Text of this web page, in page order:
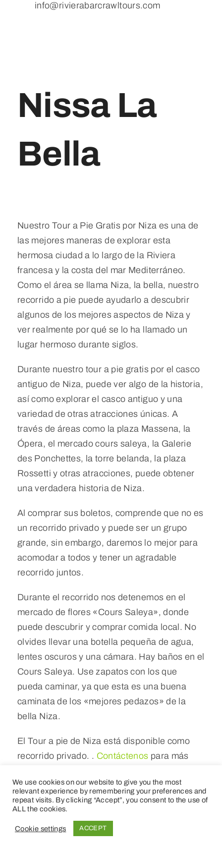
info@rivierabarcrawltours.com
Nissa La
Bella
Nuestro Tour a Pie Gratis por Niza es una de
las mejores maneras de explorar esta
hermosa ciudad a lo largo de la Riviera
francesa y la costa del mar Mediterráneo.
Como el área se llama Niza, la bella, nuestro
recorrido a pie puede ayudarlo a descubrir
algunos de los mejores aspectos de Niza y
ver realmente por qué se lo ha llamado un
lugar hermoso durante siglos.
Durante nuestro tour a pie gratis por el casco
antiguo de Niza, puede ver algo de la historia,
así como explorar el casco antiguo y una
variedad de otras atracciones únicas. A
través de áreas como la plaza Massena, la
Ópera, el mercado cours saleya, la Galerie
des Ponchettes, la torre belanda, la plaza
Rossetti y otras atracciones, puede obtener
una verdadera historia de Niza.
Al comprar sus boletos, comprende que no es
un recorrido privado y puede ser un grupo
grande, sin embargo, daremos lo mejor para
acomodar a todos y tener un agradable
recorrido juntos.
Durante el recorrido nos detenemos en el
mercado de flores «Cours Saleya», donde
puede descubrir y comprar comida local. No
olvides llevar una botella pequeña de agua,
lentes oscuros y una cámara. Hay baños en el
Cours Saleya. Use zapatos con los que
pueda caminar, ya que esta es una buena
caminata de los «mejores pedazos» de la
bella Niza.
El Tour a pie de Niza está disponible como
recorrido privado. . Contáctenos para más
Al final del tour, obtenga su tarjeta postal
gratuita de Niza e información sobre las
demás cosas que hacer en Niza.
We use cookies on our website to give you the most
relevant experience by remembering your preferences and
repeat visits. By clicking “Accept”, you consent to the use of
ALL the cookies.
Cookie settings ACCEPT